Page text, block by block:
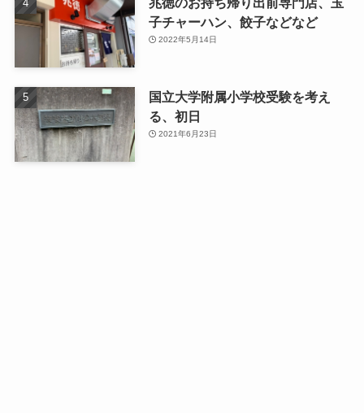
子チャーハン、餃子などなど
2022年5月14日
国立大学附属小学校受験を考え
る、初日
2021年6月23日